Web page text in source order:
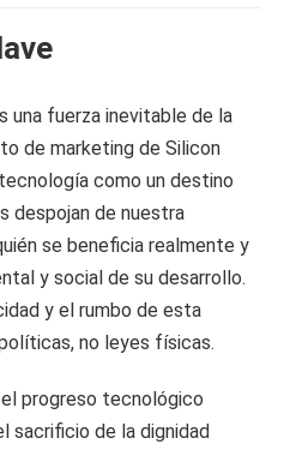
una fuerza inevitable de la
de marketing de Silicon
como un destino
despojan de nuestra
se beneficia realmente y
y social de su desarrollo.
y el rumbo de esta
no leyes físicas.
progreso tecnológico
sacrificio de la dignidad